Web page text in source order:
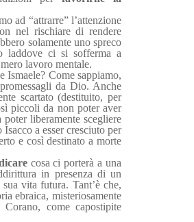
ad “attrarre” l’attenzione
nel rischiare di rendere
solamente uno spreco
laddove ci si sofferma a
lavoro mentale.
Ismaele? Come sappiamo,
da Dio. Anche
scartato (destituito, per
piccoli da non poter aver
liberamente scegliere
a esser cresciuto per
e così destinato a morte
cosa ci porterà a una
in presenza di un
vita futura. Tant’è che,
ebraica, misteriosamente
come capostipite